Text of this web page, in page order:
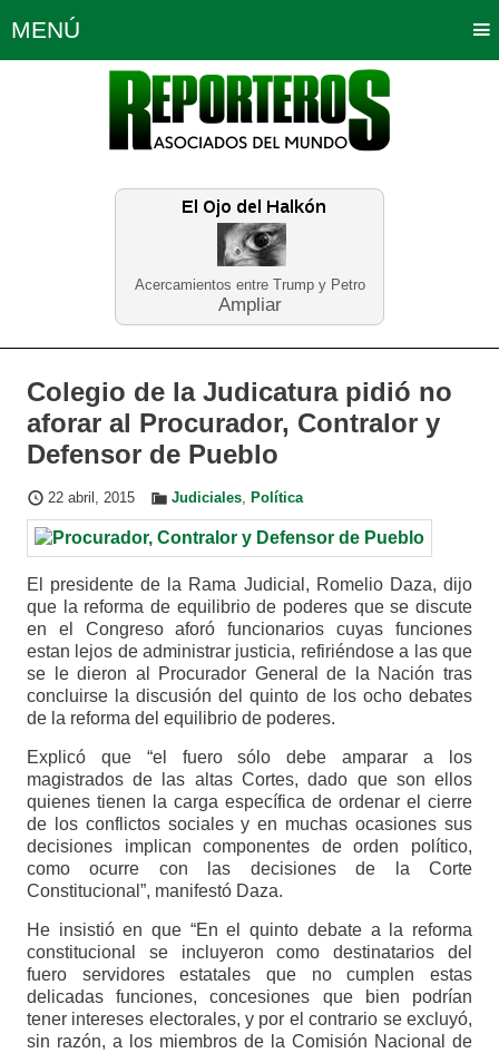
Acercamientos entre Trump y Petro
Ampliar
MENÚ
Política Opinión Bogotá
Planeta Tierra Deportes
Educación Neira
Colegio de la Judicatura pidió no
aforar al Procurador, Contralor y
Defensor de Pueblo
22 abril, 2015 Judiciales, Política
El presidente de la Rama Judicial, Romelio Daza, dijo
que la reforma de equilibrio de poderes que se discute
en el Congreso aforó funcionarios cuyas funciones
estan lejos de administrar justicia, refiriéndose a las que
se le dieron al Procurador General de la Nación tras
concluirse la discusión del quinto de los ocho debates
de la reforma del equilibrio de poderes.
Explicó que “el fuero sólo debe amparar a los
magistrados de las altas Cortes, dado que son ellos
quienes tienen la carga específica de ordenar el cierre
de los conflictos sociales y en muchas ocasiones sus
decisiones implican componentes de orden político,
como ocurre con las decisiones de la Corte
Constitucional”, manifestó Daza.
He insistió en que “En el quinto debate a la reforma
constitucional se incluyeron como destinatarios del
fuero servidores estatales que no cumplen estas
delicadas funciones, concesiones que bien podrían
tener intereses electorales, y por el contrario se excluyó,
sin razón, a los miembros de la Comisión Nacional de